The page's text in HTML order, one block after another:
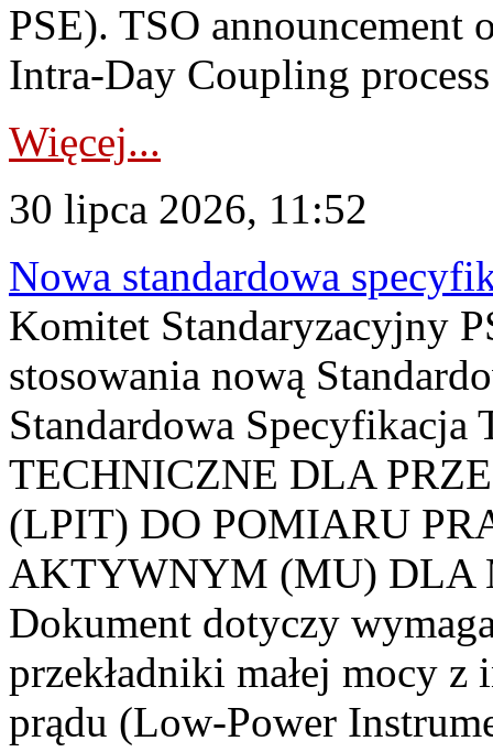
PSE). TSO announcement
Intra-Day Coupling
Więcej...
30 lipca 2026, 11:52
Nowa standardowa
Komitet Standaryzacyjny
stosowania nową
Standardowa
TECHNICZNE DLA
(LPIT) DO POMIARU
AKTYWNYM (MU) DLA
Dokument dotyczy
przekładniki małej mocy
prądu (Low-Power